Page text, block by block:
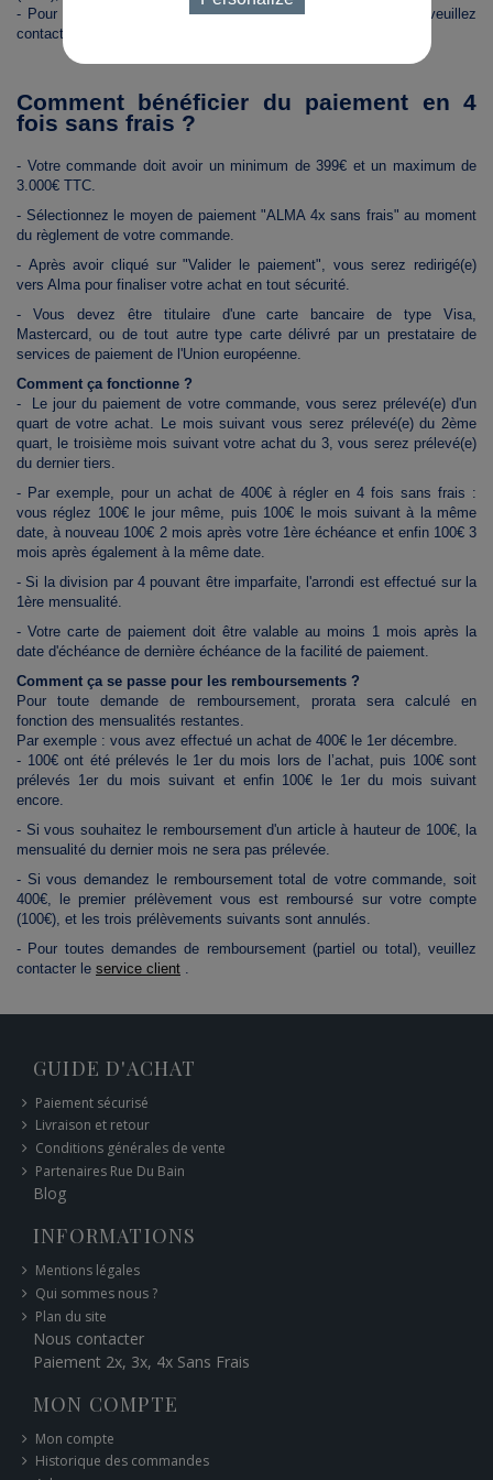
- Pour toutes demandes de remboursement (partiel ou total), veuillez
contacter le
Comment bénéficier du paiement en 4
fois sans frais ?
- Votre commande doit avoir un minimum de 399€ et un maximum de
3.000€ TTC.
- Sélectionnez le moyen de paiement "ALMA 4x sans frais" au moment
du règlement de votre commande.
- Après avoir cliqué sur "Valider le paiement", vous serez redirigé(e)
vers Alma pour finaliser votre achat en tout sécurité.
- Vous devez être titulaire d'une carte bancaire de type Visa,
Mastercard, ou de tout autre type carte délivré par un prestataire de
services de paiement de l'Union européenne.
Comment ça fonctionne ?
- Le jour du paiement de votre commande, vous serez prélevé(e) d'un
quart de votre achat. Le mois suivant vous serez prélevé(e) du 2ème
quart, le troisième mois suivant votre achat du 3, vous serez prélevé(e)
du dernier tiers.
- Par exemple, pour un achat de 400€ à régler en 4 fois sans frais :
vous réglez 100€ le jour même, puis 100€ le mois suivant à la même
date, à nouveau 100€ 2 mois après votre 1ère échéance et enfin 100€ 3
mois après également à la même date.
- Si la division par 4 pouvant être imparfaite, l'arrondi est effectué sur la
1ère mensualité.
- Votre carte de paiement doit être valable au moins 1 mois après la
date d'échéance de dernière échéance de la facilité de paiement.
Comment ça se passe pour les remboursements ?
Pour toute demande de remboursement, prorata sera calculé en
fonction des mensualités restantes.
Par exemple : vous avez effectué un achat de 400€ le 1er décembre.
- 100€ ont été prélevés le 1er du mois lors de l’achat, puis 100€ sont
prélevés 1er du mois suivant et enfin 100€ le 1er du mois suivant
encore.
- Si vous souhaitez le remboursement d'un article à hauteur de 100€, la
mensualité du dernier mois ne sera pas prélevée.
- Si vous demandez le remboursement total de votre commande, soit
400€, le premier prélèvement vous est remboursé sur votre compte
(100€), et les trois prélèvements suivants sont annulés.
- Pour toutes demandes de remboursement (partiel ou total), veuillez
contacter le service client
GUIDE D'ACHAT
Paiement sécurisé
Livraison et retour
Conditions générales de vente
Partenaires Rue Du Bain
Blog
INFORMATIONS
Mentions légales
Qui sommes nous ?
Plan du site
Nous contacter
Paiement 2x, 3x, 4x Sans Frais
MON COMPTE
Mon compte
Historique des commandes